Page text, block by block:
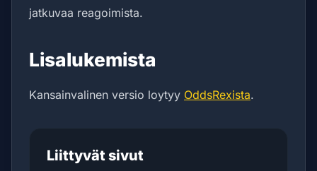
jatkuvaa reagoimista.
Lisalukemista
Kansainvalinen versio loytyy OddsRexista.
Liittyvät sivut